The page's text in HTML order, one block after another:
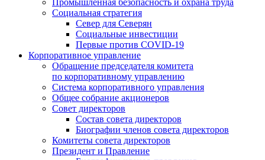
Промышленная безопасность и охрана труда
Социальная стратегия
Север для Северян
Социальные инвестиции
Первые против COVID‑19
Корпоративное управление
Обращение председателя комитета
по корпоративному управлению
Система корпоративного управления
Общее собрание акционеров
Совет директоров
Состав совета директоров
Биографии членов совета директоров
Комитеты совета директоров
Президент и Правление